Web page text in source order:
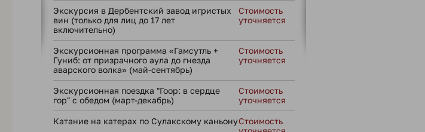
Экскурсия в Дербентский завод игристых
вин (только для лиц до 17 лет
включительно)
Стоимость
уточняется
Экскурсионная программа «Гамсутль +
Гуниб: от призрачного аула до гнезда
аварского волка» (май-сентябрь)
Стоимость
уточняется
Экскурсионная поездка "Гоор: в сердце
гор" с обедом (март-декабрь)
Стоимость
уточняется
Катание на катерах по Сулакскому каньонуСтоимость